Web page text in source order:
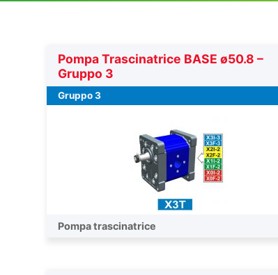
Pompa Trascinatrice BASE ø50.8 –
Gruppo 3
Gruppo 3
Pompa trascinatrice